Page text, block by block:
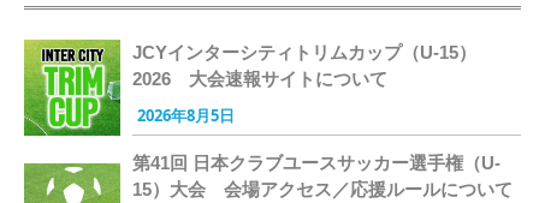
JCYインターシティトリムカップ（U-15）
2026 大会速報サイトについて
2026年8月5日
第41回 日本クラブユースサッカー選手権（U-
15）大会 会場アクセス／応援ルールについて